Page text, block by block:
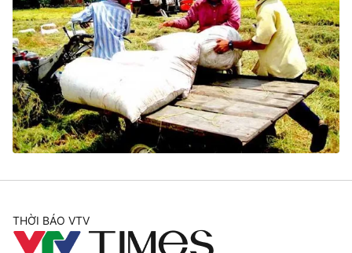
thông tin từ website này.
THỜI BÁO VTV